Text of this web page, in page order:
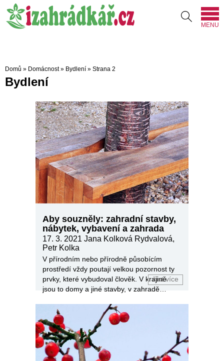
MENU
Domů » Domácnost» Bydlení » Strana 2
Bydlení
Aby souzněly: zahradní stavby,
nábytek, vybavení a zahrada
17. 3. 2021 Jana Kolková Rydvalová,
Petr Kolka
V přírodním nebo přírodně působícím
prostředí vždy poutají velkou pozornost ty
prvky, které vybudoval člověk. V krajině
jsou to domy a jiné stavby, v zahradě
číst více